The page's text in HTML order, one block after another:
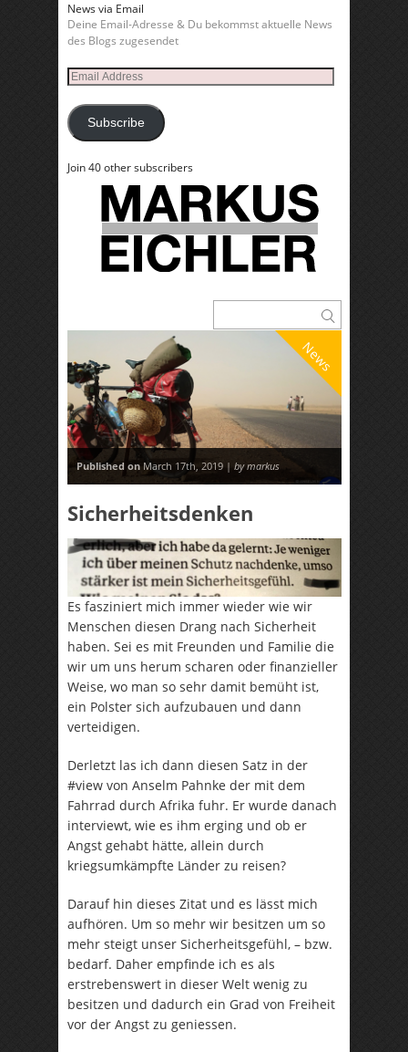
News via Email
Deine Email-Adresse & Du bekommst aktuelle News
des Blogs zugesendet
Email
Address
Subscribe
Join 40 other subscribers
News
Published on March 17th, 2019 | by markus
Sicherheitsdenken
Es fasziniert mich immer wieder wie wir
Menschen diesen Drang nach Sicherheit
haben. Sei es mit Freunden und Familie die
wir um uns herum scharen oder finanzieller
Weise, wo man so sehr damit bemüht ist,
ein Polster sich aufzubauen und dann
verteidigen.
Derletzt las ich dann diesen Satz in der
#view von Anselm Pahnke der mit dem
Fahrrad durch Afrika fuhr. Er wurde danach
interviewt, wie es ihm erging und ob er
Angst gehabt hätte, allein durch
kriegsumkämpfte Länder zu reisen?
Darauf hin dieses Zitat und es lässt mich
aufhören. Um so mehr wir besitzen um so
mehr steigt unser Sicherheitsgefühl, – bzw.
bedarf. Daher empfinde ich es als
erstrebenswert in dieser Welt wenig zu
besitzen und dadurch ein Grad von Freiheit
vor der Angst zu geniessen.